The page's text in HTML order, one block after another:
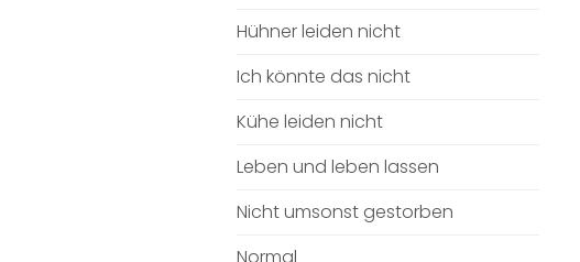
Hühner leiden nicht
Ich könnte das nicht
Kühe leiden nicht
Leben und leben lassen
Nicht umsonst gestorben